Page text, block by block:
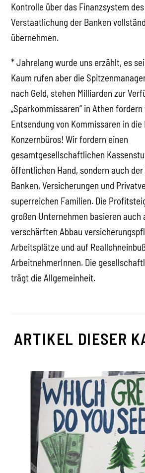
Kontrolle über das Finanzsystem
Verstaatlichung der Banken
übernehmen.
* Jahrelang wurde uns erzählt, es
Kaum rufen aber die
nach Geld, stehen Milliarden zur
„Sparkommissaren“ in Athen
Entsendung von Kommissaren in
Konzernbüros! Wir fordern einen
gesamtgesellschaftlichen
öffentlichen Hand, sondern auch der
Banken, Versicherungen und
superreichen Familien. Die
großen Unternehmen basieren auch
verschärften Abbau
Arbeitsplätze und auf
ArbeitnehmerInnen. Die
trägt die Allgemeinheit.
ARTIKEL DIESER